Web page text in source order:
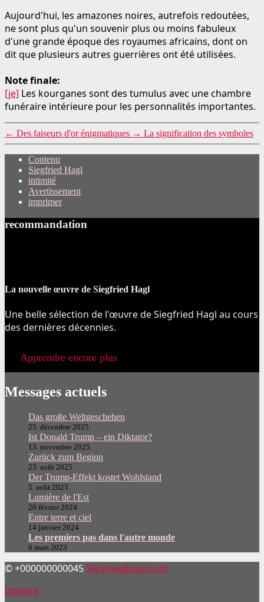
Aujourd'hui, les amazones noires, autrefois redoutées,
ne sont plus qu'un souvenir plus ou moins fabuleux
d'une grande époque des royaumes africains, dont on
dit que plusieurs autres guerrières ont été utilisées.
Note finale:
[je] Les kourganes sont des tumulus avec une chambre
funéraire intérieure pour les personnalités importantes.
← Des faiseurs d'or énigmatiques → La signification des symboles
Contenu
Siegfried Hagl
intimité
Avertissement
imprimer
recommandation
La nouvelle œuvre de Siegfried Hagl
Une belle sélection de l'œuvre de Siegfried Hagl au cours
des dernières décennies.
Apprendre encore plus
Messages actuels
Das große Weltgeschehen
25. décembre 2025
Ist Donald Trump – ein Diktator?
13. novembre 2025
Zurück zum Beginn
23. août 2025
Der Trump-Effekt kostet Wohlstand
5. août 2025
Lumière de l'Est
20 février 2024
Entre terre et ciel
14 janvier 2024
Les premiers pas dans l'autre monde
6 mars 2023
© +000000000045 SiegfriedHagl.com
intimité